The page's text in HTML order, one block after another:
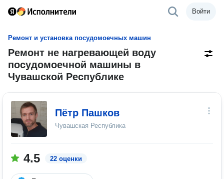
Войти
Ремонт и установка посудомоечных машин
Ремонт не нагревающей воду
посудомоечной машины в
Чувашской Республике
Пётр Пашков
Чувашская Республика
4.5 22 оценки